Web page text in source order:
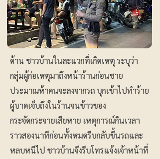
ด้าน ชาวบ้านในละแวกที่เกิดเหตุ ระบุว่า
กลุ่มผู้ก่อเหตุมาถึงหน้าร้านก่อนชาย
ประมาณห้าคนจะลงจากรถ บุกเข้าไปทำร้าย
ผู้บาดเจ็บถึงในร้านจนข้าวของ
กระจัดกระจายเสียหาย เหตุการณ์กินเวลา
ราวสองนาทีก่อนทั้งหมดรีบกลับขึ้นรถและ
หลบหนีไป ชาวบ้านจึงรีบโทรแจ้งเจ้าหน้าที่